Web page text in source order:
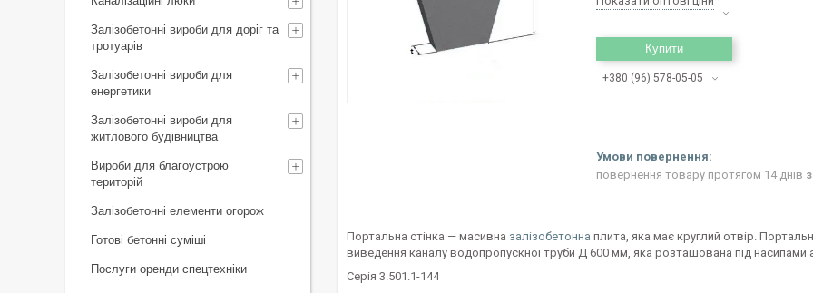
Купити
+380 (96) 578-05-05
повернення товару протягом 14 днів
Портальна стінка — масивна залізобетонна плита, яка має круглий отвір.
виведення каналу водопропускної труби Д 600 мм, яка розташована під насипами
Серія 3.501.1-144
Залізобетонні вироби для доріг та
тротуарів
Залізобетонні вироби для
енергетики
Залізобетонні вироби для
житлового будівництва
Вироби для благоустрою
територій
Залізобетонні елементи огорож
Готові бетонні суміші
Послуги оренди спецтехніки